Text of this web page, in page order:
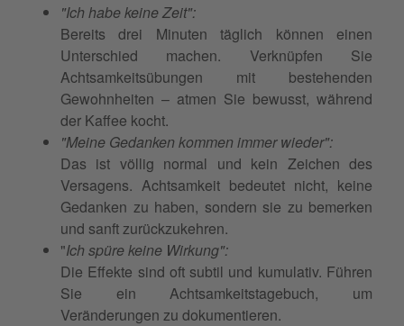
"Ich habe keine Zeit":
Bereits drei Minuten täglich können einen
Unterschied machen. Verknüpfen Sie
Achtsamkeitsübungen mit bestehenden
Gewohnheiten – atmen Sie bewusst, während
der Kaffee kocht.
"Meine Gedanken kommen immer wieder":
Das ist völlig normal und kein Zeichen des
Versagens. Achtsamkeit bedeutet nicht, keine
Gedanken zu haben, sondern sie zu bemerken
und sanft zurückzukehren.
"Ich spüre keine Wirkung":
Die Effekte sind oft subtil und kumulativ. Führen
Sie ein Achtsamkeitstagebuch, um
Veränderungen zu dokumentieren.